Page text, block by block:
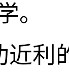
。
近利